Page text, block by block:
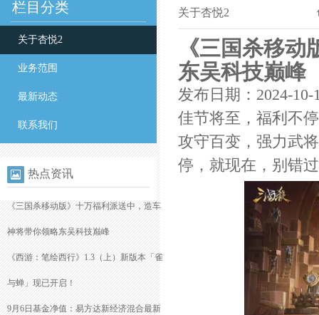
栏目分类
关于杏悦2
业务范围
最新动态
联系我们
热点资讯
《三国杀移动版》十万福利派送中，造车
神将带你领略东吴科技巅峰
《西游：笔绘西行》1.3（上）新版本「雀
与蝉」现已开启！
9月6日基金净值：易方达新经济混合最新
关于杏悦2
《三国杀移
东吴科技巅峰
发布日期：2024-
佳节将至，福利不
攻守百变，强力武
停，就现在，别错